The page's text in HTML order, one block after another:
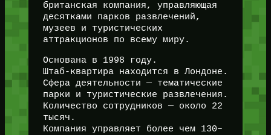
британская компания, управляющая
десятками парков развлечений,
музеев и туристических
аттракционов по всему миру.
Основана в 1998 году.
Штаб-квартира находится в Лондоне.
Сфера деятельности — тематические
парки и туристические развлечения.
Количество сотрудников — около 22
тысяч.
Компания управляет более чем 130–